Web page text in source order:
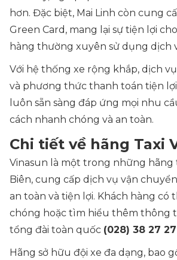
hơn. Đặc biệt, Mai Linh còn cung
Green Card, mang lại sự tiện lợi
hàng thường xuyên sử dụng dịch
Với hệ thống xe rộng khắp, dịch
và phương thức thanh toán tiện
luôn sẵn sàng đáp ứng mọi nhu
cách nhanh chóng và an toàn.
Chi tiết về hãng Taxi
Vinasun là một trong những hãng
Biên, cung cấp dịch vụ vận
an toàn và tiện lợi. Khách hàng có
chóng hoặc tìm hiểu thêm thông
tổng đài toàn quốc (028) 38 27
Hãng sở hữu đội xe đa dạng, bao